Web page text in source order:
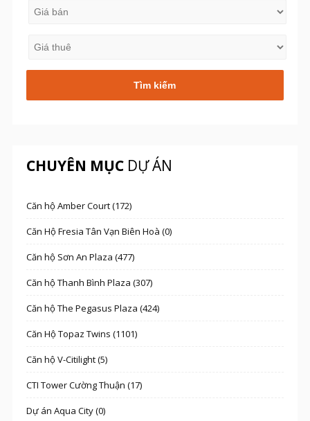
CHUYÊN MỤCDỰ ÁN
Căn hộ Amber Court (172)
Căn Hộ Fresia Tân Vạn Biên Hoà (0)
Căn hộ Sơn An Plaza (477)
Căn hộ Thanh Bình Plaza (307)
Căn hộ The Pegasus Plaza (424)
Căn Hộ Topaz Twins (1101)
Căn hộ V-Citilight (5)
CTI Tower Cường Thuận (17)
Dự án Aqua City (0)